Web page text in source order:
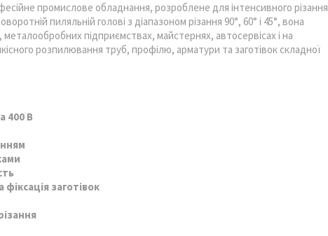
промислове обладнання, розроблене для інтенсивного різання
пиляльній голові з діапазоном різання 90°, 60° і 45°, вона
підприємствах, майстернях, автосервісах і на
розпилювання труб, профілю, арматури та заготівок складної
400 В
заготівок